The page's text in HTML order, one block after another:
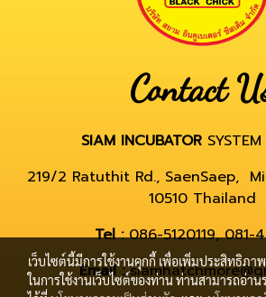
Contact
SIAM INCUBATOR
219/2 Ratuthit Rd., SaenSaep,
10510 Thailand
Tel :086-5120119, 081-
Email :
เว็บไซต์นี้มีการใช้งานคุกกี้ เพื่อเพิ่มประสิทธิภ
ในการใช้งานเว็บไซต์ของท่าน ท่านสามารถอ่าน